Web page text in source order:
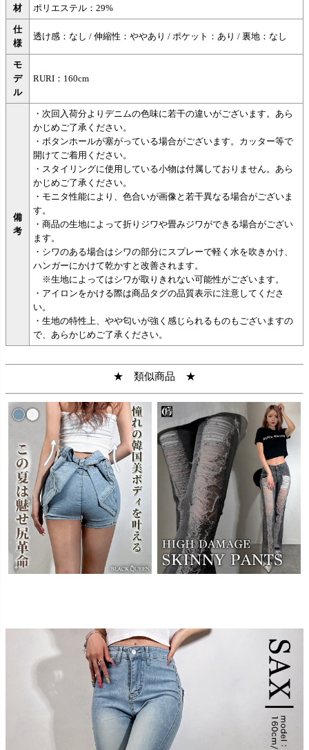
材
ポリエステル：29%
仕
様
透け感：なし / 伸縮性：ややあり / ポケット：あり / 裏地：なし
モ
デ
ル
RURI：160cm
備
考
・次回入荷分よりデニムの色味に若干の違いがございます。あら
かじめご了承ください。
・ボタンホールが塞がっている場合がございます。カッター等で
開けてご着用ください。
・スタイリングに使用している小物は付属しておりません。あら
かじめご了承ください。
・モニタ性能により、色合いが画像と若干異なる場合がございま
す。
・商品の生地によって折りジワや畳みジワができる場合がござい
ます。
・シワのある場合はシワの部分にスプレーで軽く水を吹きかけ、
ハンガーにかけて乾かすと改善されます。
※生地によってはシワが取りきれない可能性がございます。
・アイロンをかける際は商品タグの品質表示に注意してくださ
い。
・生地の特性上、やや匂いが強く感じられるものもございますの
で、あらかじめご了承ください。
★ 類似商品 ★